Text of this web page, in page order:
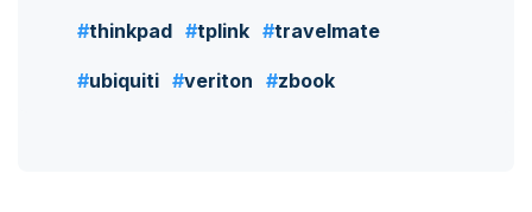
thinkpad tplink travelmate
ubiquiti veriton zbook